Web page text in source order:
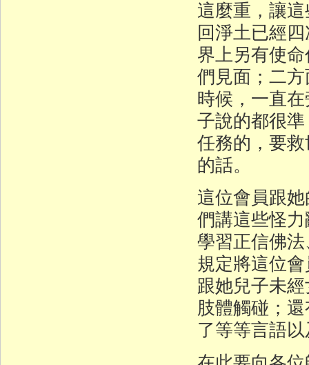
這麼重，讓
回淨土已經
界上另有使
們見面；二
時候，一直
子說的都很
任務的，要
的話。
這位會員跟
們講這些怪
學習正信佛
規定將這位
跟她兒子未
肢體觸碰；
了等等言語